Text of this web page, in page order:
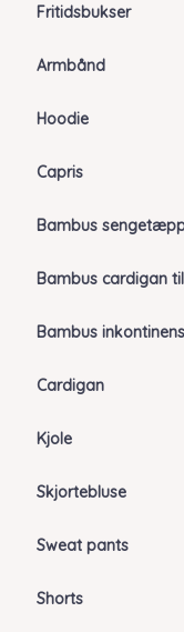
Fritidsbukser
Armbånd
Hoodie
Capris
Bambus
Bambus cardigan
Bambus
Cardigan
Kjole
Skjortebluse
Sweat pants
Shorts